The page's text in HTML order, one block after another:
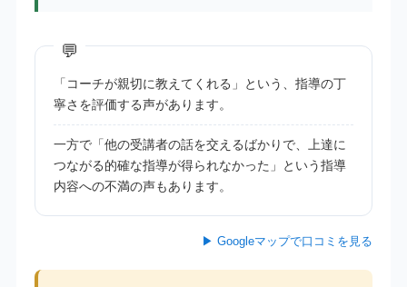
「コーチが親切に教えてくれる」という、指導の丁
寧さを評価する声があります。
一方で「他の受講者の話を交えるばかりで、上達に
つながる的確な指導が得られなかった」という指導
内容への不満の声もあります。
▶ Googleマップで口コミを見る